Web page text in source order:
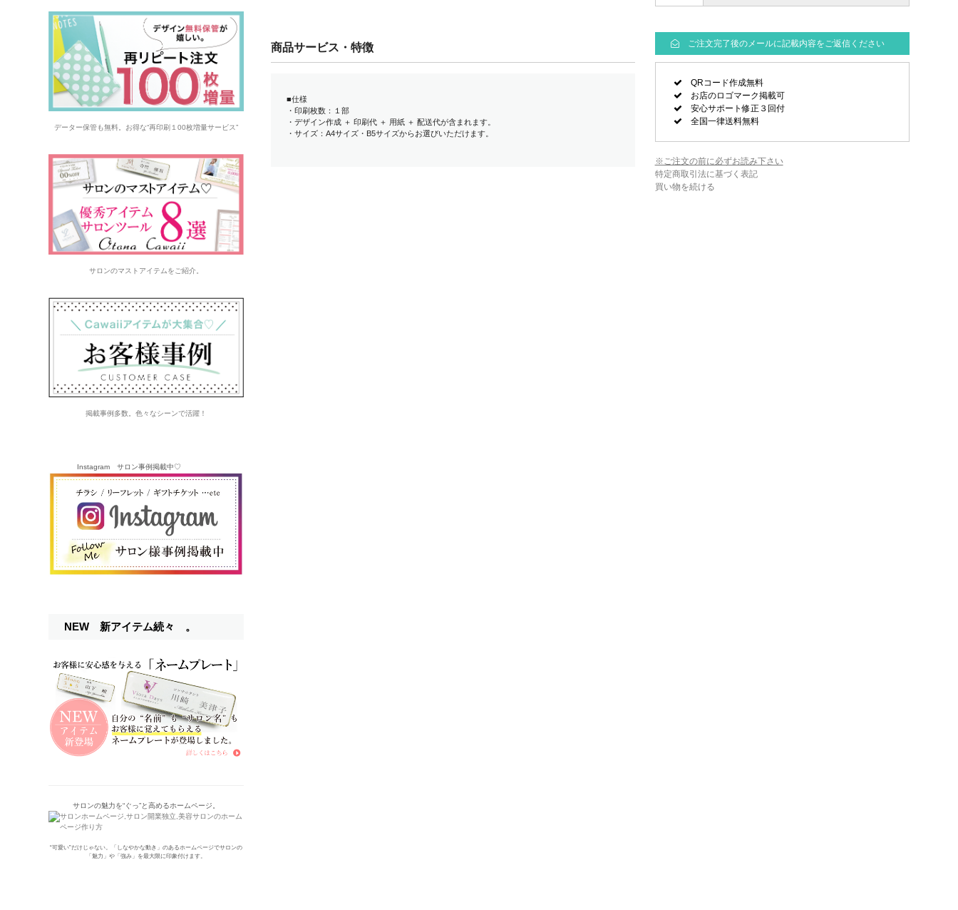
商品サービス・特徴
■仕様
・印刷枚数：１部
・デザイン作成 ＋ 印刷代 ＋ 用紙 ＋ 配送代が含まれます。
・サイズ：A4サイズ・B5サイズからお選びいただけます。
ご注文完了後のメールに記載内容をご返信ください
QRコード作成無料
お店のロゴマーク掲載可
安心サポート修正３回付
全国一律送料無料
※ご注文の前に必ずお読み下さい
特定商取引法に基づく表記
買い物を続ける
データー保管も無料。お得な“再印刷１00枚増量サービス”
サロンのマストアイテムをご紹介。
掲載事例多数。色々なシーンで活躍！
Instagram サロン事例掲載中♡
NEW 新アイテム続々 。
サロンの魅力を“ぐっ”と高めるホームページ。
“可愛い”だけじゃない。「しなやかな動き」のあるホームページでサロンの
「魅力」や「強み」を最大限に印象付けます。